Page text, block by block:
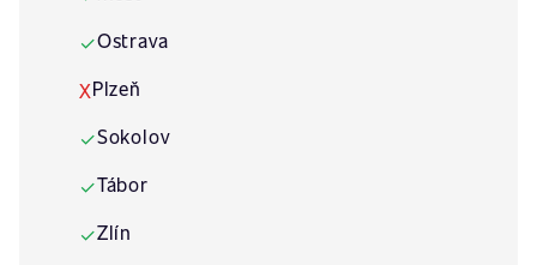
✓Ostrava
XPlzeň
✓Sokolov
✓Tábor
✓Zlín